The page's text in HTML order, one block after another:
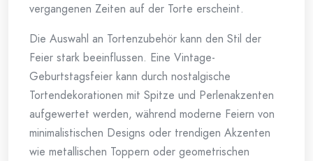
vergangenen Zeiten auf der Torte erscheint.
Die Auswahl an Tortenzubehör kann den Stil der
Feier stark beeinflussen. Eine Vintage-
Geburtstagsfeier kann durch nostalgische
Tortendekorationen mit Spitze und Perlenakzenten
aufgewertet werden, während moderne Feiern von
minimalistischen Designs oder trendigen Akzenten
wie metallischen Toppern oder geometrischen